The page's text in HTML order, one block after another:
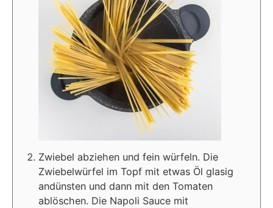
Zwiebel abziehen und fein würfeln. Die
Zwiebelwürfel im Topf mit etwas Öl glasig
andünsten und dann mit den Tomaten
ablöschen. Die Napoli Sauce mit